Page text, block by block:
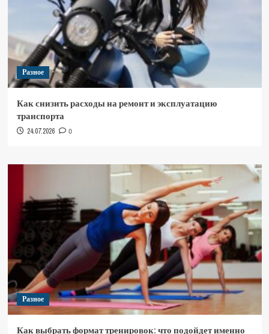
Разное
Как снизить расходы на ремонт и эксплуатацию
транспорта
24.07.2026 0
Разное
Как выбрать формат тренировок: что подойдет именно